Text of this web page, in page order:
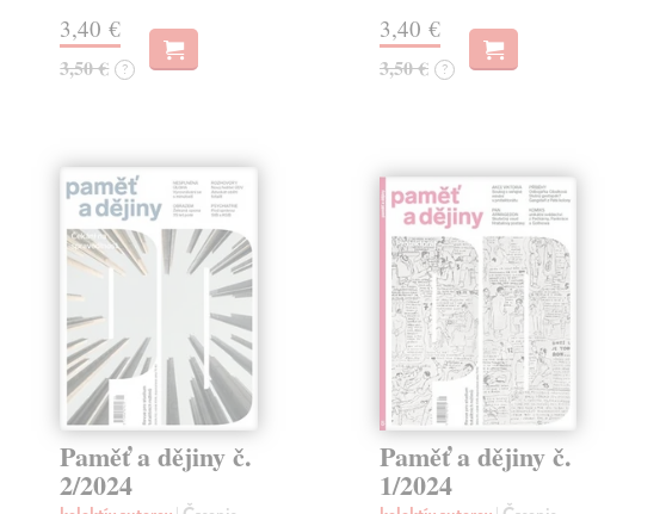
3,40 €
3,50 € ?
3,40 €
3,50 € ?
Paměť a dějiny č.
2/2024
Paměť a dějiny č.
1/2024